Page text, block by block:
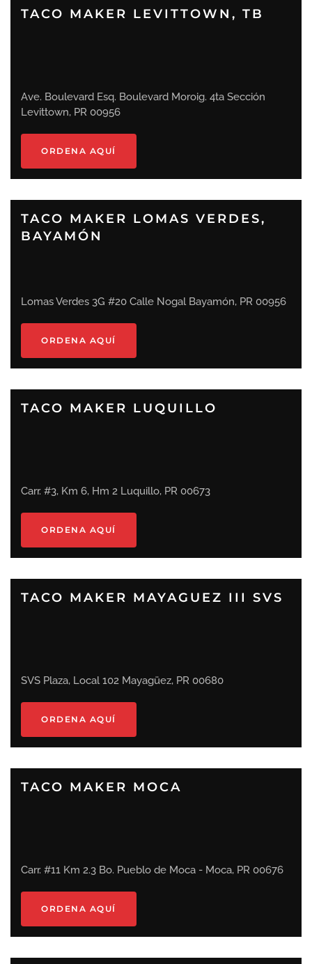
TACO MAKER LEVITTOWN, TB
Ave. Boulevard Esq. Boulevard Moroig. 4ta Sección
Levittown, PR 00956
ORDENA AQUÍ
TACO MAKER LOMAS VERDES,
BAYAMÓN
Lomas Verdes 3G #20 Calle Nogal Bayamón, PR 00956
ORDENA AQUÍ
TACO MAKER LUQUILLO
Carr. #3, Km 6, Hm 2 Luquillo, PR 00673
ORDENA AQUÍ
TACO MAKER MAYAGUEZ III SVS
SVS Plaza, Local 102 Mayagüez, PR 00680
ORDENA AQUÍ
TACO MAKER MOCA
Carr. #11 Km 2.3 Bo. Pueblo de Moca - Moca, PR 00676
ORDENA AQUÍ